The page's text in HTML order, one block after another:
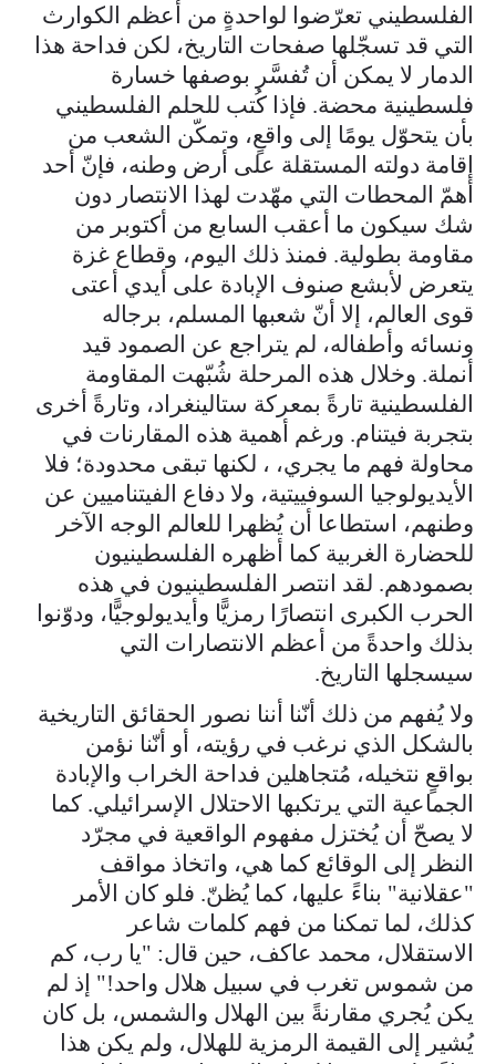
الفلسطيني تعرّضوا لواحدةٍ من أعظم الكوارث
التي قد تسجّلها صفحات التاريخ، لكن فداحة هذا
الدمار لا يمكن أن تُفسَّر بوصفها خسارة
فلسطينية محضة. فإذا كُتب للحلم الفلسطيني
بأن يتحوّل يومًا إلى واقعٍ، وتمكّن الشعب من
إقامة دولته المستقلة على أرض وطنه، فإنّ أحد
أهمّ المحطات التي مهّدت لهذا الانتصار دون
شك سيكون ما أعقب السابع من أكتوبر من
مقاومة بطولية. فمنذ ذلك اليوم، وقطاع غزة
يتعرض لأبشع صنوف الإبادة على أيدي أعتى
قوى العالم، إلا أنّ شعبها المسلم، برجاله
ونسائه وأطفاله، لم يتراجع عن الصمود قيد
أنملة. وخلال هذه المرحلة شُبّهت المقاومة
الفلسطينية تارةً بمعركة ستالينغراد، وتارةً أخرى
بتجربة فيتنام. ورغم أهمية هذه المقارنات في
محاولة فهم ما يجري، ، لكنها تبقى محدودة؛ فلا
الأيديولوجيا السوفييتية، ولا دفاع الفيتناميين عن
وطنهم، استطاعا أن يُظهرا للعالم الوجه الآخر
للحضارة الغربية كما أظهره الفلسطينيون
بصمودهم. لقد انتصر الفلسطينيون في هذه
الحرب الكبرى انتصارًا رمزيًّا وأيديولوجيًّا، ودوّنوا
بذلك واحدةً من أعظم الانتصارات التي
سيسجلها التاريخ.
ولا يُفهم من ذلك أنّنا أننا نصور الحقائق التاريخية
بالشكل الذي نرغب في رؤيته، أو أنّنا نؤمن
بواقعٍ نتخيله، مُتجاهلين فداحة الخراب والإبادة
الجماعية التي يرتكبها الاحتلال الإسرائيلي. كما
لا يصحّ أن يُختزل مفهوم الواقعية في مجرّد
النظر إلى الوقائع كما هي، واتخاذ مواقف
"عقلانية" بناءً عليها، كما يُظنّ. فلو كان الأمر
كذلك، لما تمكنا من فهم كلمات شاعر
الاستقلال، محمد عاكف، حين قال: "يا رب، كم
من شموس تغرب في سبيل هلال واحد!" إذ لم
يكن يُجري مقارنةً بين الهلال والشمس، بل كان
يُشير إلى القيمة الرمزية للهلال، ولم يكن هذا